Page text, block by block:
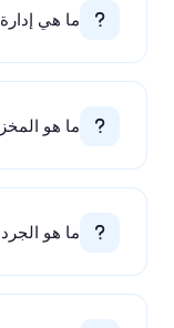
ما هي
ما هو
ما هو